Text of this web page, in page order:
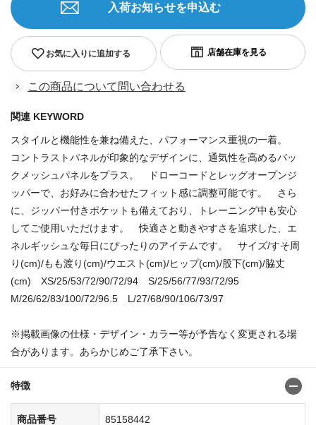
お気に入りに追加する
入荷お知らせを申込む
この商品について問い合わせる
関連 KEYWORD
スタイルと機能性を兼ね備えた、パフォーマンス重視の一着。
コントラストパネルが印象的なデザインに、通気性を高めるバッ
クメッシュパネルをプラス。 ドローコードとレッグオープンジ
ッパーで、お好みに合わせたフィット感に調整可能です。 さら
に、ジッパー付きポケットも備えており、トレーニング中も安心
してご使用いただけます。 快適さと動きやすさを追求した、エ
ネルギッシュな毎日にぴったりのアイテムです。 サイズ/すそ周
り(cm)/もも渡り(cm)/ウエスト(cm)/ヒップ(cm)/股下(cm)/脇丈
(cm) XS/25/53/72/90/72/94 S/25/56/77/93/72/95
M/26/62/83/100/72/96.5 L/27/68/90/106/73/97
※掲載画像の仕様・デザイン・カラー等が予告なく変更される場
合があります。あらかじめご了承下さい。
特徴
商品番号 85158442